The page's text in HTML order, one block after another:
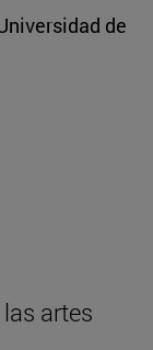
de
artes